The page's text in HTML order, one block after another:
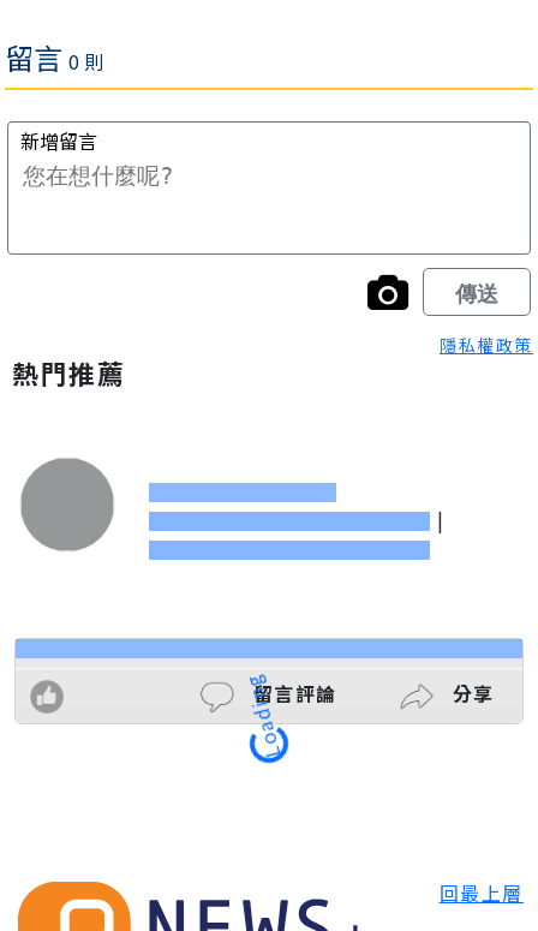
隱私權政策
熱門推薦
|
留言評論 分享
Loading
回最上層